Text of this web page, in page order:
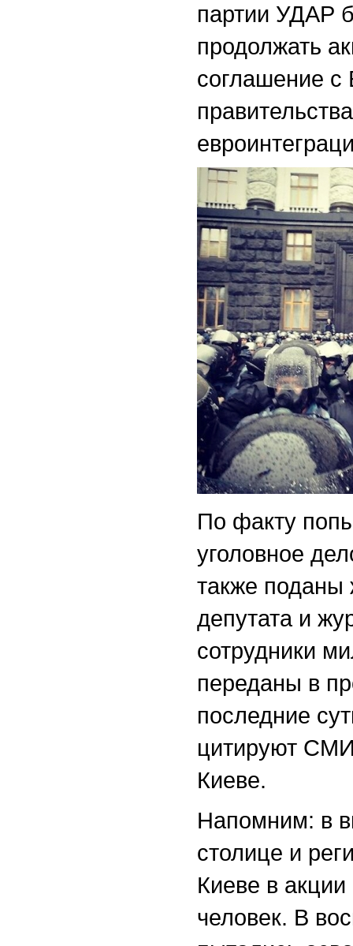
партии УДАР
продолжать
соглашение с
По факту
уголовное
также
депутата и
сотрудники
переданы в
последние
цитируют
Киеве.
Напомним: в
столице и
Киеве в
человек. В